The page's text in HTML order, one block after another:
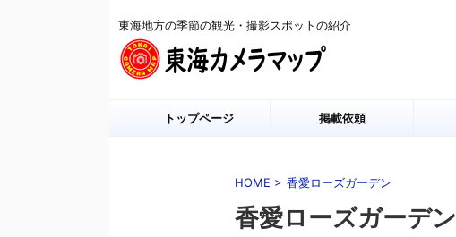
東海地方の季節の観光・撮影スポットの紹介
トップページ 掲載依頼
HOME > 香愛ローズガーデン
香愛ローズガーデン